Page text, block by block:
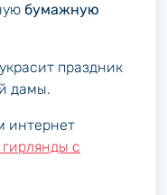
бумажную
праздник
дамы.
интернет
с